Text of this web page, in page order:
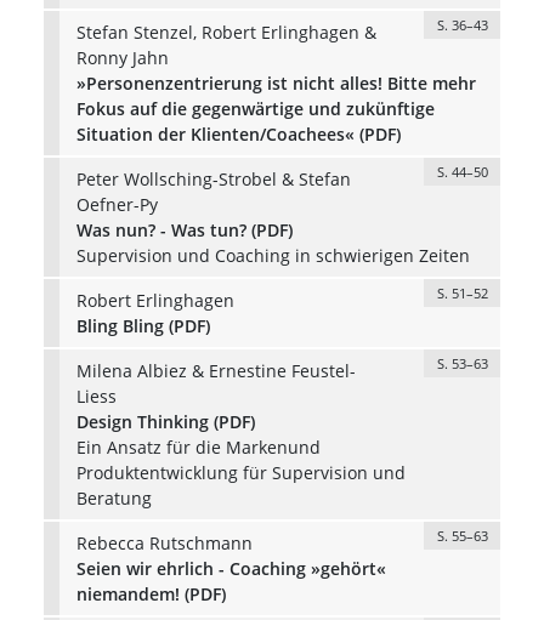
Stefan Stenzel, Robert Erlinghagen &
Ronny Jahn
S. 36–43
»Personenzentrierung ist nicht alles! Bitte mehr
Fokus auf die gegenwärtige und zukünftige
Situation der Klienten/Coachees« (PDF)
Peter Wollsching-Strobel & Stefan
Oefner-Py
S. 44–50
Was nun? - Was tun? (PDF)
Supervision und Coaching in schwierigen Zeiten
Robert Erlinghagen
S. 51–52
Bling Bling (PDF)
Milena Albiez & Ernestine Feustel-
Liess
S. 53–63
Design Thinking (PDF)
Ein Ansatz für die Markenund
Produktentwicklung für Supervision und
Beratung
Rebecca Rutschmann
S. 55–63
Seien wir ehrlich - Coaching »gehört«
niemandem! (PDF)